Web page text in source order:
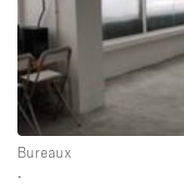
Espace Epuré /
Exposition
Internet
Jardin
Bureaux
∙